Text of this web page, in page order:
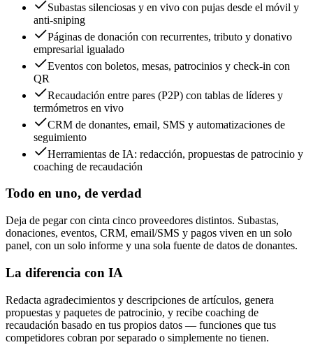
Subastas silenciosas y en vivo con pujas desde el móvil y
anti-sniping
Páginas de donación con recurrentes, tributo y donativo
empresarial igualado
Eventos con boletos, mesas, patrocinios y check-in con
QR
Recaudación entre pares (P2P) con tablas de líderes y
termómetros en vivo
CRM de donantes, email, SMS y automatizaciones de
seguimiento
Herramientas de IA: redacción, propuestas de patrocinio y
coaching de recaudación
Todo en uno, de verdad
Deja de pegar con cinta cinco proveedores distintos. Subastas,
donaciones, eventos, CRM, email/SMS y pagos viven en un solo
panel, con un solo informe y una sola fuente de datos de donantes.
La diferencia con IA
Redacta agradecimientos y descripciones de artículos, genera
propuestas y paquetes de patrocinio, y recibe coaching de
recaudación basado en tus propios datos — funciones que tus
competidores cobran por separado o simplemente no tienen.